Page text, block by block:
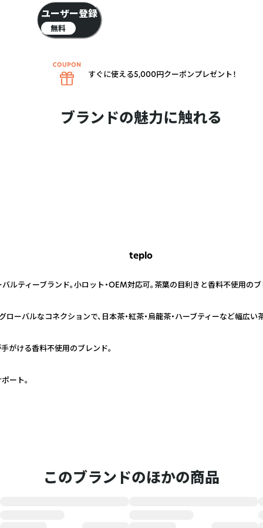
ブランドの魅力に触れる
teplo
ルティーブランド。小ロット・OEM対応可。茶葉の目利きと香料不使用の
ローバルなコネクションで、日本茶・紅茶・烏龍茶・ハーブティーなど幅広い
がける香料不使用のブレンド。
ート。
このブランドのほかの商品
ユーザー登録
無料
すぐに使える5,000円クーポンプレゼント！